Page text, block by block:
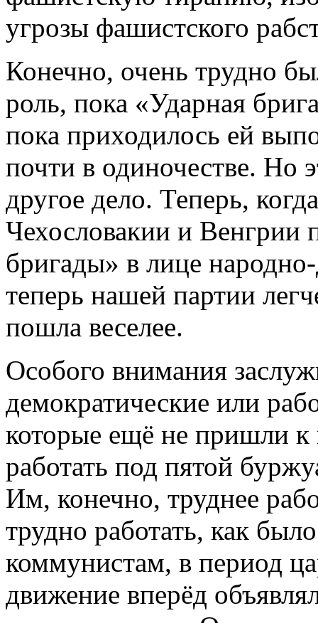
угрозы фашистского
Конечно, очень трудно
роль, пока «Ударная
пока приходилось ей
почти в одиночестве. Но
другое дело. Теперь,
Чехословакии и Венгрии
бригады» в лице
теперь нашей партии
пошла веселее.
Особого внимания
демократические или
которые ещё не пришли к
работать под пятой
Им, конечно, труднее
трудно работать, как
коммунистам, в период
движение вперёд